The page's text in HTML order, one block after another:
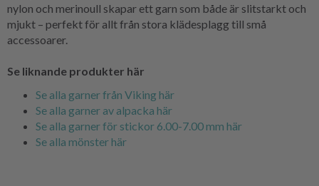
nylon och merinoull skapar ett garn som både är slitstarkt och
mjukt – perfekt för allt från stora klädesplagg till små
accessoarer.
Se liknande produkter här
Se alla garner från Viking här
Se alla garner av alpacka här
Se alla garner för stickor 6.00-7.00 mm här
Se alla mönster här